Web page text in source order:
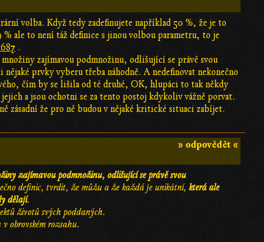
volba. Když tedy zadefinujete například 50 %, že je to
ale to není táž definice s jinou volbou parametru, to je
.
zajímavou podmnožinu, odlišující se právě svou
prvky vyberu třeba náhodně. A nedefinovat nekonečno
čím by se lišila od té druhé, OK, hlupáci to tak někdy
a jsou ochotni se za tento postoj kdykoliv vážně porvat.
zásadní že pro ně budou v nějaké kritické situaci zabíjet.
» odpovědět «
zajímavou podmnožinu, odlišující se právě svou
definic, tvrdit, že můžu a že každá je unikátní,která ale
dělají.
životů svých poddaných.
obrovském rozsahu.